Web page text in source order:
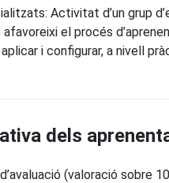
Activitat d’un grup
el procés
i configurar, a nivell
dels
(valoració sobre